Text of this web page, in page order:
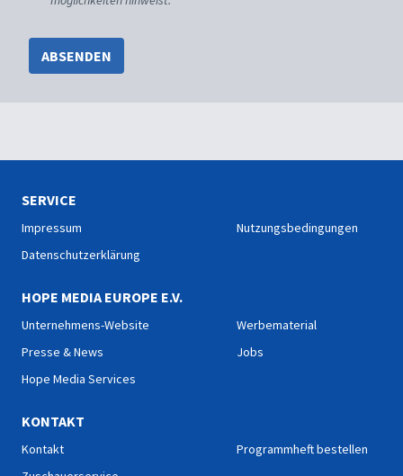
ABSENDEN
SERVICE
Impressum
Datenschutzerklärung
Nutzungsbedingungen
HOPE MEDIA EUROPE E.V.
Unternehmens-Website
Presse & News
Hope Media Services
Werbematerial
Jobs
KONTAKT
Kontakt
Programmheft bestellen